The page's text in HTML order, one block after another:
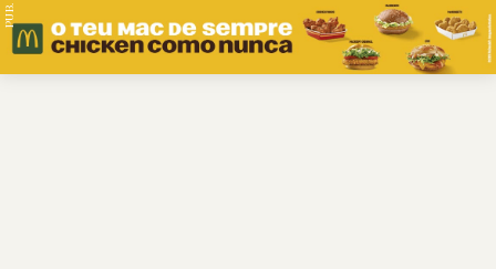
PUB.